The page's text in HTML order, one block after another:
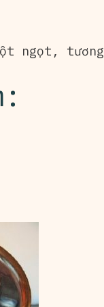
bột ngọt,